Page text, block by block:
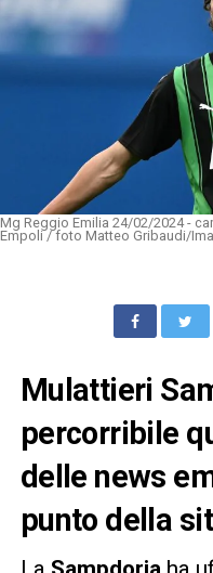
Mg Reggio Emilia 24/02/2024 -
Empoli / foto Matteo Gribaudi/
Mulattieri
percorribile
delle news
punto della